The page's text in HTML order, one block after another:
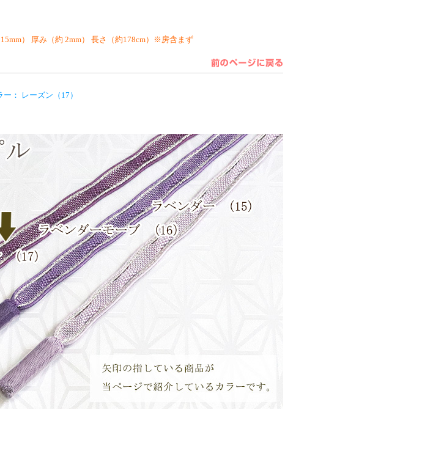
） 厚み（約 2mm） 長さ（約178cm）※房含まず
： レーズン（17）